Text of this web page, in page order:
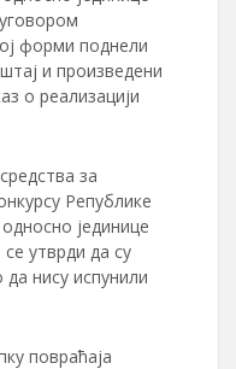
форми поднели
и произведени
о реализацији
за
Републике
јединице
утврди да су
нису испунили
повраћаја